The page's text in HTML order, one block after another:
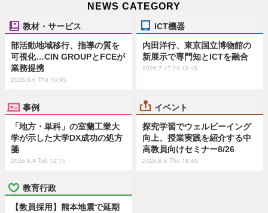
NEWS CATEGORY
教材・サービス
部活動地域移行、指導の質を
可視化…CIN GROUPとFCEが
業務提携
2026.8.6 Thu 15:45
ICT機器
内田洋行、東京国立博物館の
新展示で専門知とICTを融合
2026.7.17 Fri 13:15
事例
「地方・単科」の室蘭工業大
学が示した大学DX成功の処方
箋
2026.8.4 Tue 12:15
イベント
探究学習でウェルビーイング
向上、授業実践を紹介する中
高教員向けセミナー8/26
2026.8.6 Thu 18:45
教育行政
【教員採用】熊本地震で延期